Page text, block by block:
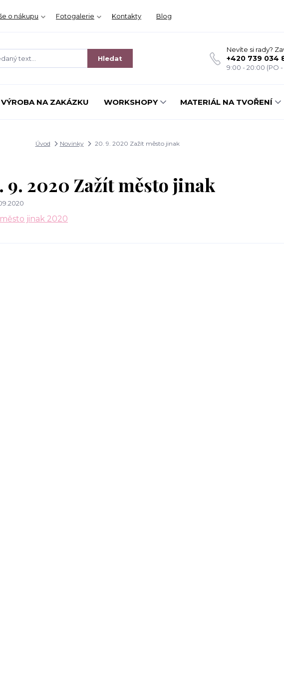
o nákupu Fotogalerie Kontakty Blog
Hledat
Nevíte si rady?
+420 739 034
9:00 - 20:00 (PO -
VÝROBA NA ZAKÁZKU WORKSHOPY MATERIÁL NA TVOŘENÍ
Úvod Novinky 20. 9. 2020 Zažít město jinak
9. 2020 Zažít město jinak
jinak 2020